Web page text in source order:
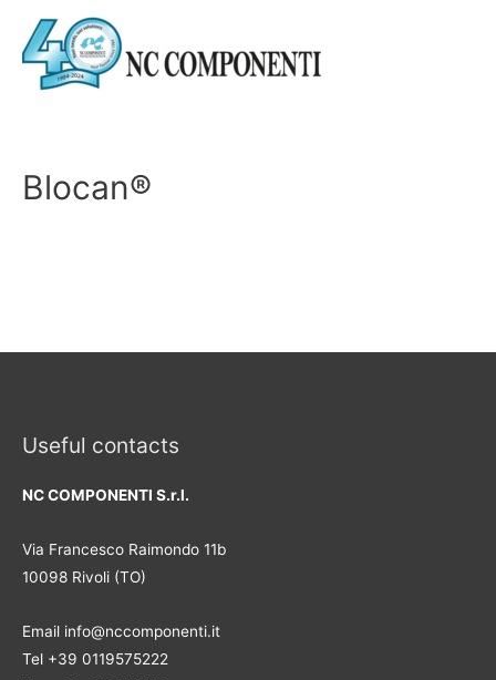
Blocan®
Useful contacts
NC COMPONENTI S.r.l.
Via Francesco Raimondo 11b
10098 Rivoli (TO)
Email info@nccomponenti.it
Tel +39 0119575222